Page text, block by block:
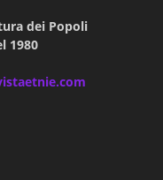
dei Popoli
1980